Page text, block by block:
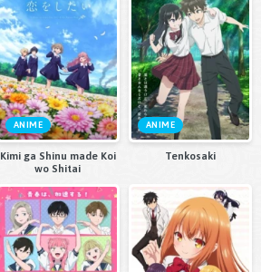
ANIME
Kimi ga Shinu made Koi
wo Shitai
ANIME
Tenkosaki